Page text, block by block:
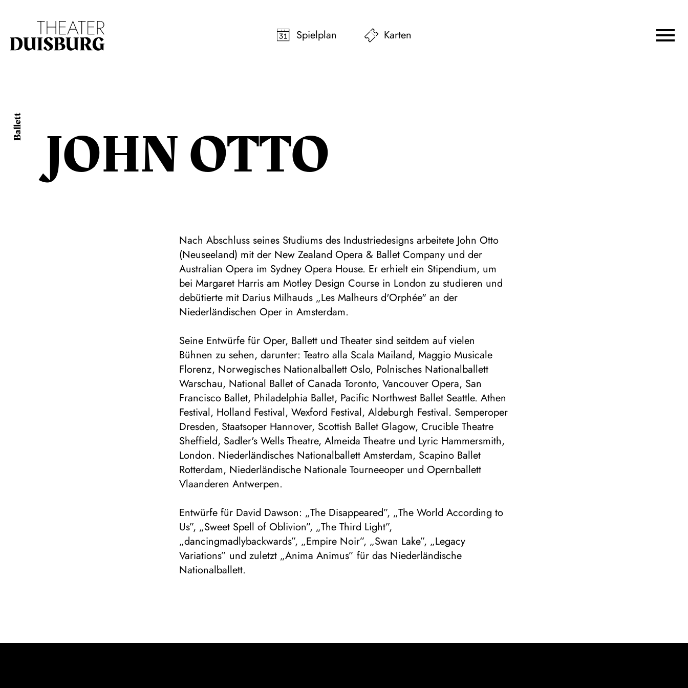
Spielplan
Karten
Ballett JOHN OTTO
Nach Abschluss seines Studiums des Industriedesigns arbeitete John Otto
(Neuseeland) mit der New Zealand Opera & Ballet Company und der
Australian Opera im Sydney Opera House. Er erhielt ein Stipendium, um
bei Margaret Harris am Motley Design Course in London zu studieren und
debütierte mit Darius Milhauds „Les Malheurs d'Orphée" an der
Niederländischen Oper in Amsterdam.
Seine Entwürfe für Oper, Ballett und Theater sind seitdem auf vielen
Bühnen zu sehen, darunter: Teatro alla Scala Mailand, Maggio Musicale
Florenz, Norwegisches Nationalballett Oslo, Polnisches Nationalballett
Warschau, National Ballet of Canada Toronto, Vancouver Opera, San
Francisco Ballet, Philadelphia Ballet, Pacific Northwest Ballet Seattle. Athen
Festival, Holland Festival, Wexford Festival, Aldeburgh Festival. Semperoper
Dresden, Staatsoper Hannover, Scottish Ballet Glagow, Crucible Theatre
Sheffield, Sadler's Wells Theatre, Almeida Theatre und Lyric Hammersmith,
London. Niederländisches Nationalballett Amsterdam, Scapino Ballet
Rotterdam, Niederländische Nationale Tourneeoper und Opernballett
Vlaanderen Antwerpen.
Entwürfe für David Dawson: „The Disappeared”, „The World According to
Us”, „Sweet Spell of Oblivion”, „The Third Light”,
„dancingmadlybackwards”, „Empire Noir”, „Swan Lake”, „Legacy
Variations” und zuletzt „Anima Animus” für das Niederländische
Nationalballett.